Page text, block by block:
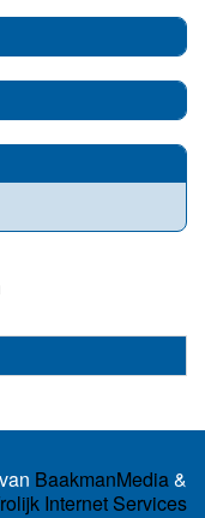
BaakmanMedia&
Internet Services